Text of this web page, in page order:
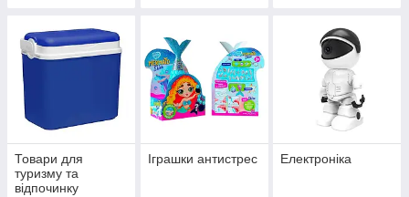
Товари для
туризму та
відпочинку
Іграшки антистрес Електроніка